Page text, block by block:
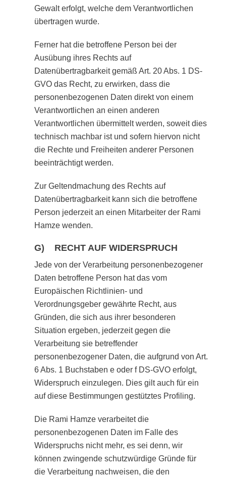
Gewalt erfolgt, welche dem Verantwortlichen
übertragen wurde.
Ferner hat die betroffene Person bei der
Ausübung ihres Rechts auf
Datenübertragbarkeit gemäß Art. 20 Abs. 1 DS-
GVO das Recht, zu erwirken, dass die
personenbezogenen Daten direkt von einem
Verantwortlichen an einen anderen
Verantwortlichen übermittelt werden, soweit dies
technisch machbar ist und sofern hiervon nicht
die Rechte und Freiheiten anderer Personen
beeinträchtigt werden.
Zur Geltendmachung des Rechts auf
Datenübertragbarkeit kann sich die betroffene
Person jederzeit an einen Mitarbeiter der Rami
Hamze wenden.
G) RECHT AUF WIDERSPRUCH
Jede von der Verarbeitung personenbezogener
Daten betroffene Person hat das vom
Europäischen Richtlinien- und
Verordnungsgeber gewährte Recht, aus
Gründen, die sich aus ihrer besonderen
Situation ergeben, jederzeit gegen die
Verarbeitung sie betreffender
personenbezogener Daten, die aufgrund von Art.
6 Abs. 1 Buchstaben e oder f DS-GVO erfolgt,
Widerspruch einzulegen. Dies gilt auch für ein
auf diese Bestimmungen gestütztes Profiling.
Die Rami Hamze verarbeitet die
personenbezogenen Daten im Falle des
Widerspruchs nicht mehr, es sei denn, wir
können zwingende schutzwürdige Gründe für
die Verarbeitung nachweisen, die den